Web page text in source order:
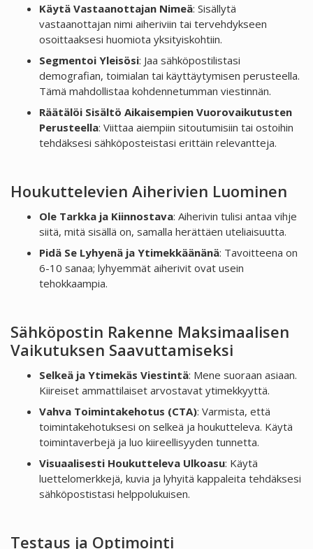
Käytä Vastaanottajan Nimeä: Sisällytä
vastaanottajan nimi aiheriviin tai tervehdykseen
osoittaaksesi huomiota yksityiskohtiin.
Segmentoi Yleisösi: Jaa sähköpostilistasi
demografian, toimialan tai käyttäytymisen perusteella.
Tämä mahdollistaa kohdennetumman viestinnän.
Räätälöi Sisältö Aikaisempien Vuorovaikutusten
Perusteella: Viittaa aiempiin sitoutumisiin tai ostoihin
tehdäksesi sähköposteistasi erittäin relevantteja.
Houkuttelevien Aiherivien Luominen
Ole Tarkka ja Kiinnostava: Aiherivin tulisi antaa vihje
siitä, mitä sisällä on, samalla herättäen uteliaisuutta.
Pidä Se Lyhyenä ja Ytimekkäänänä: Tavoitteena on
6-10 sanaa; lyhyemmät aiherivit ovat usein
tehokkaampia.
Sähköpostin Rakenne Maksimaalisen
Vaikutuksen Saavuttamiseksi
Selkeä ja Ytimekäs Viestintä: Mene suoraan asiaan.
Kiireiset ammattilaiset arvostavat ytimekkyyttä.
Vahva Toimintakehotus (CTA): Varmista, että
toimintakehotuksesi on selkeä ja houkutteleva. Käytä
toimintaverbejä ja luo kiireellisyyden tunnetta.
Visuaalisesti Houkutteleva Ulkoasu: Käytä
luettelomerkkejä, kuvia ja lyhyitä kappaleita tehdäksesi
sähköpostistasi helppolukuisen.
Testaus ja Optimointi